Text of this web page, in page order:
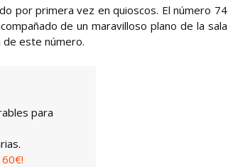
por primera vez en quioscos. El número 74
de un maravilloso plano de la sala
de este número.
para